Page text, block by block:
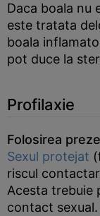
Daca boala nu
este tratata
boala
pot duce la
Profilaxie
Folosirea
Sexul protejat
riscul
Acesta trebuie
contact